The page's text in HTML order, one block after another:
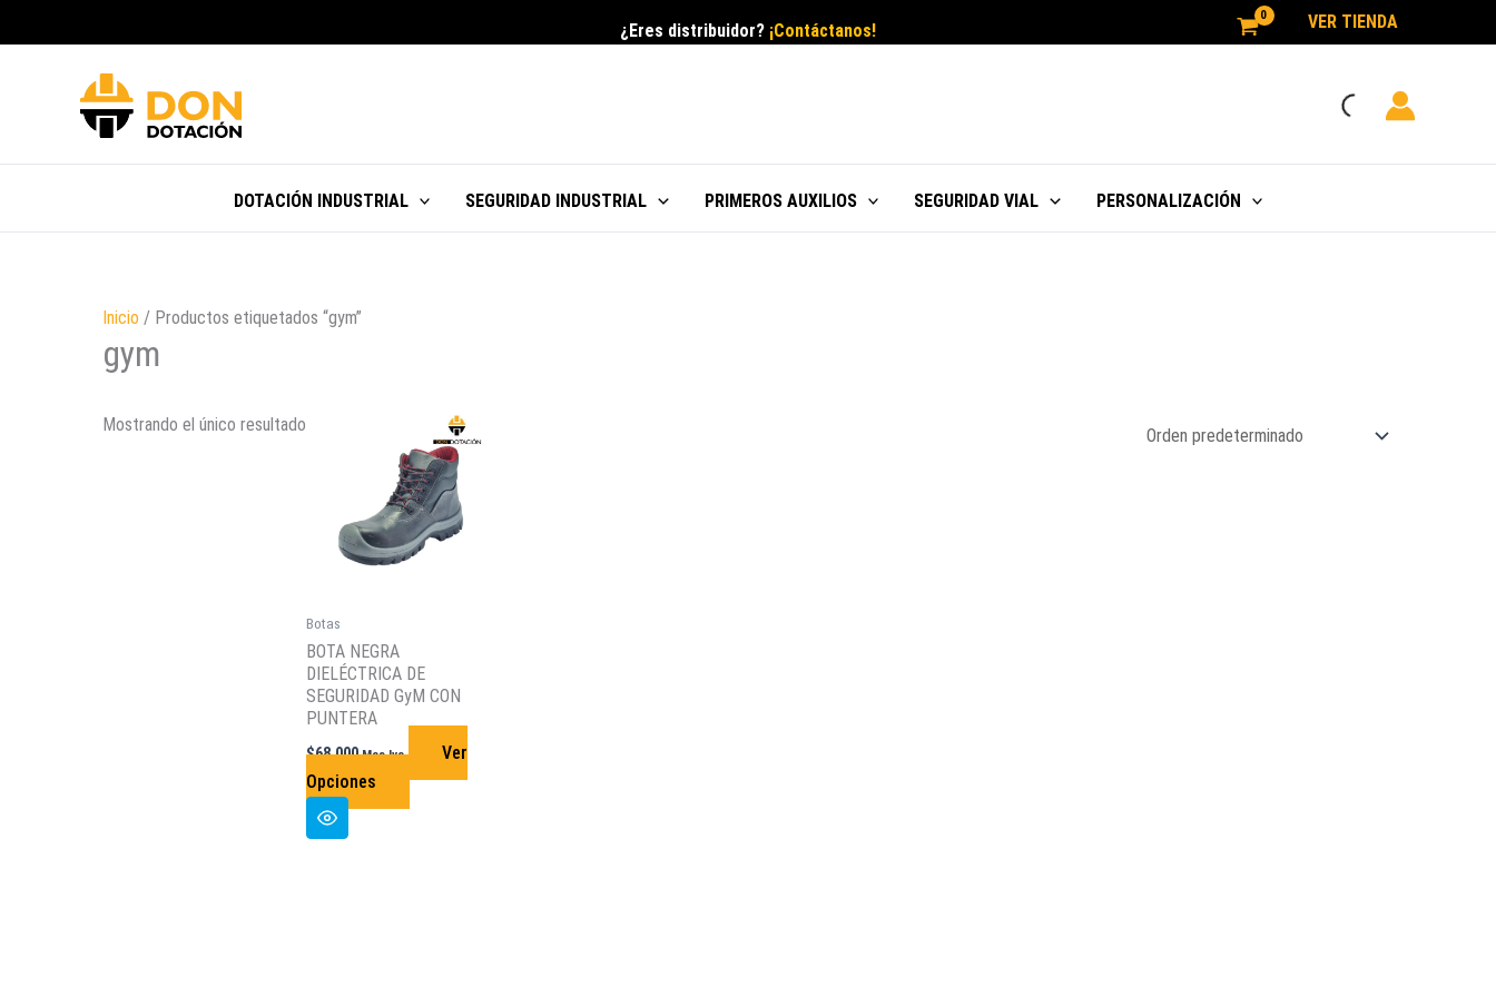
al
¿Eres distribuidor? ¡Contáctanos! VER TIENDA
DOTACIÓN INDUSTRIAL SEGURIDAD INDUSTRIAL PRIMEROS AUXILIOS SEGURIDAD VIAL PERSONALIZACIÓN
Inicio / Productos etiquetados “gym”
gym
Mostrando el único resultado
Botas
BOTA NEGRA
DIELÉCTRICA DE
SEGURIDAD GyM CON
PUNTERA
$68.000 Mas Iva
Ver
Opciones
Este
producto